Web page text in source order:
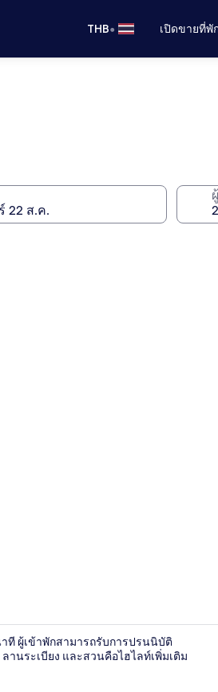
THB• เปิดขายที่
ที ผู้เข้าพักสามารถรับการปรนนิบัติ
นระเบียง และสวนคือไฮไลท์เพิ่มเติม